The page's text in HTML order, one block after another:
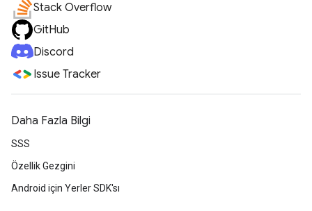
Stack Overflow
GitHub
Discord
Issue Tracker
Daha Fazla Bilgi
SSS
Özellik Gezgini
Android için Yerler SDK'sı